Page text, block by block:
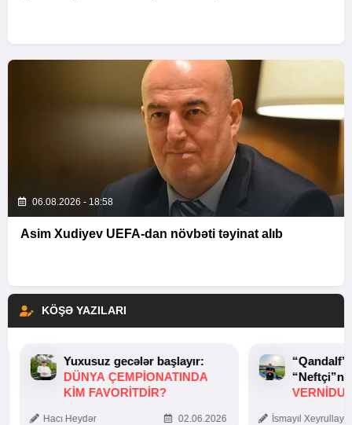
06.08.2026 - 18:58
Asim Xudiyev UEFA-dan növbəti təyinat alıb
KÖŞƏ YAZILARI
Yuxusuz gecələr başlayır:
DÜNYA ÇEMPIONATINDA
KIM FAVORITDIR?
Hacı Heydər 02.06.2026 İsmayıl